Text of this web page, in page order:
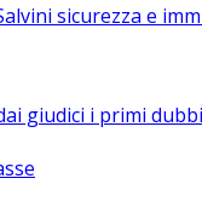
sicurezza e
giudici i primi